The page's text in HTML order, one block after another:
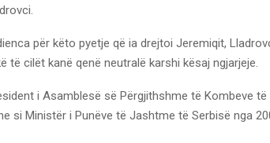
për këto pyetje që ia drejtoi Jeremiqit,
të cilët kanë qenë neutralë karshi kësaj ngjarjeje.
i Asamblesë së Përgjithshme të Kombeve të
si Ministër i Punëve të Jashtme të Serbisë nga